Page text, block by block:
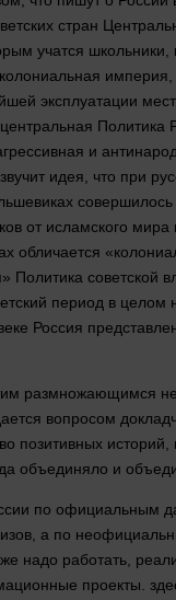
стран
учатся школьники,
империя,
эксплуатации
Политика
и
звучит идея, что при
совершилось
от исламского мира
обличается
Политика советской
период в целом
Россия
размножающимся
вопросом
позитивных историй,
объединяло и
по официальным
а по
надо работать ,
проекты.